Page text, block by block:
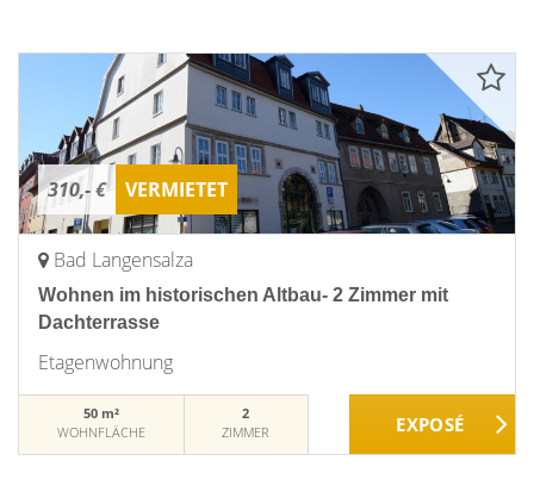
310,- € VERMIETET
Bad Langensalza
Wohnen im historischen Altbau- 2 Zimmer mit
Dachterrasse
Etagenwohnung
50 m²
WOHNFLÄCHE
2
ZIMMER